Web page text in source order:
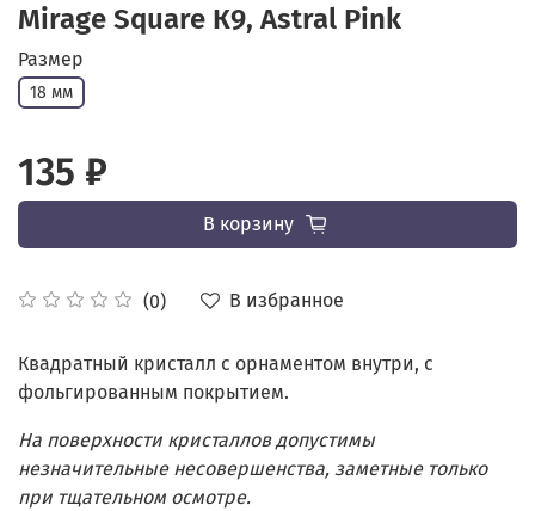
Mirage Square К9, Astral Pink
(0) В избранное
Размер
18 мм
135 ₽
В корзину
Квадратный кристалл с орнаментом внутри, с
фольгированным покрытием.
На поверхности кристаллов допустимы
незначительные несовершенства, заметные только
при тщательном осмотре.